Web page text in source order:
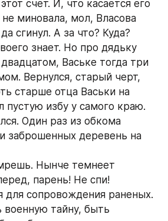
счет. И, что касается его
миновала, мол, Власова
сгинул. А за что? Куда?
знает. Но про дядьку
Ваське тогда три
Вернулся, старый черт,
старше отца Васьки на
пустую избу у самого краю.
Один раз из обкома
заброшенных деревень на
Нынче темнеет
парень! Не спи!
для сопровождения раненых.
военную тайну, быть